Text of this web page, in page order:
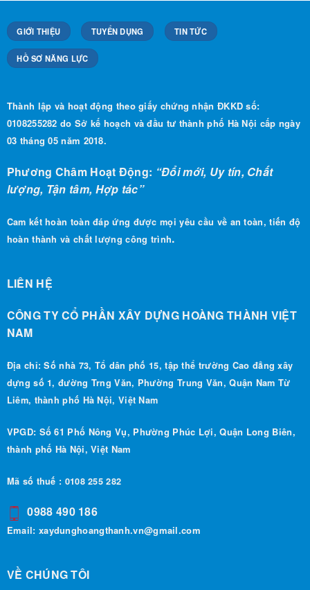
GIỚI THIỆU TUYỂN DỤNG TIN TỨC
HỒ SƠ NĂNG LỰC
Thành lập và hoạt động theo giấy chứng nhận ĐKKD số:
0108255282 do Sở kế hoạch và đầu tư thành phố Hà Nội cấp ngày
03 tháng 05 năm 2018.
Phương Châm Hoạt Động: “Đổi mới, Uy tín, Chất
lượng, Tận tâm, Hợp tác”
Cam kết hoàn toàn đáp ứng được mọi yêu cầu về an toàn, tiến độ
hoàn thành và chất lượng công trình.
LIÊN HỆ
CÔNG TY CỔ PHẦN XÂY DỰNG HOÀNG THÀNH VIỆT
NAM
Địa chỉ: Số nhà 73, Tổ dân phố 15, tập thể trường Cao đẳng xây
dựng số 1, đường Trng Văn, Phường Trung Văn, Quận Nam Từ
Liêm, thành phố Hà Nội, Việt Nam
VPGD: Số 61 Phố Nông Vụ, Phường Phúc Lợi, Quận Long Biên,
thành phố Hà Nội, Việt Nam
Mã số thuế : 0108 255 282
0988 490 186
Email: xaydunghoangthanh.vn@gmail.com
VỀ CHÚNG TÔI